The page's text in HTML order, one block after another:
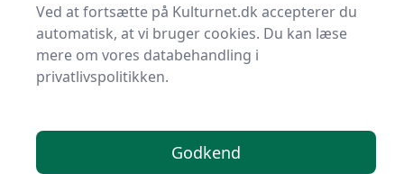
Forside Bolig og indretning
Badeværelse og Sauna
Møbler og tilbehør til badeværelset
Klædekrog
Bedste klædekroge - top
Velkommen til Kulturnet! Vi har gjort arbejdet for dig
Ved at fortsætte på Kulturnet.dk accepterer du
automatisk, at vi bruger cookies. Du kan læse
mere om vores databehandling i
privatlivspolitikken.
Godkend